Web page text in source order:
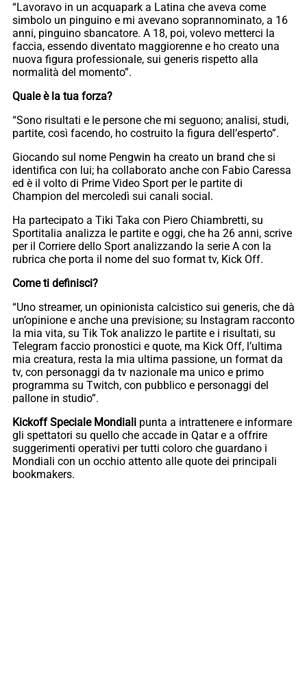
“Lavoravo in un acquapark a Latina che aveva come
simbolo un pinguino e mi avevano soprannominato, a 16
anni, pinguino sbancatore. A 18, poi, volevo metterci la
faccia, essendo diventato maggiorenne e ho creato una
nuova figura professionale, sui generis rispetto alla
normalità del momento”.
Quale è la tua forza?
“Sono risultati e le persone che mi seguono; analisi, studi,
partite, così facendo, ho costruito la figura dell’esperto”.
Giocando sul nome Pengwin ha creato un brand che si
identifica con lui; ha collaborato anche con Fabio Caressa
ed è il volto di Prime Video Sport per le partite di
Champion del mercoledì sui canali social.
Ha partecipato a Tiki Taka con Piero Chiambretti, su
Sportitalia analizza le partite e oggi, che ha 26 anni, scrive
per il Corriere dello Sport analizzando la serie A con la
rubrica che porta il nome del suo format tv, Kick Off.
Come ti definisci?
“Uno streamer, un opinionista calcistico sui generis, che dà
un’opinione e anche una previsione; su Instagram racconto
la mia vita, su Tik Tok analizzo le partite e i risultati, su
Telegram faccio pronostici e quote, ma Kick Off, l’ultima
mia creatura, resta la mia ultima passione, un format da
tv, con personaggi da tv nazionale ma unico e primo
programma su Twitch, con pubblico e personaggi del
pallone in studio”.
Kickoff Speciale Mondiali punta a intrattenere e informare
gli spettatori su quello che accade in Qatar e a offrire
suggerimenti operativi per tutti coloro che guardano i
Mondiali con un occhio attento alle quote dei principali
bookmakers.